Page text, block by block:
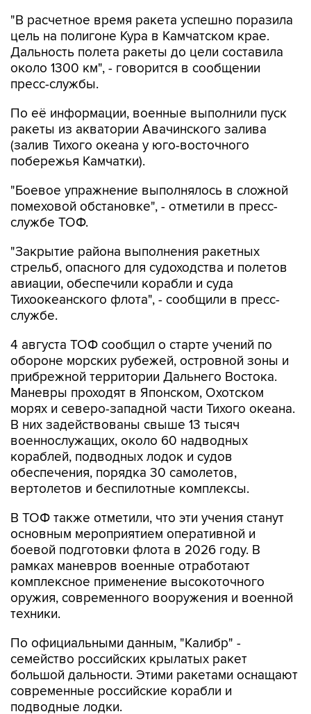
"В расчетное время ракета успешно поразила
цель на полигоне Кура в Камчатском крае.
Дальность полета ракеты до цели составила
около 1300 км", - говорится в сообщении
пресс-службы.
По её информации, военные выполнили пуск
ракеты из акватории Авачинского залива
(залив Тихого океана у юго-восточного
побережья Камчатки).
"Боевое упражнение выполнялось в сложной
помеховой обстановке", - отметили в пресс-
службе ТОФ.
"Закрытие района выполнения ракетных
стрельб, опасного для судоходства и полетов
авиации, обеспечили корабли и суда
Тихоокеанского флота", - сообщили в пресс-
службе.
4 августа ТОФ сообщил о старте учений по
обороне морских рубежей, островной зоны и
прибрежной территории Дальнего Востока.
Маневры проходят в Японском, Охотском
морях и северо-западной части Тихого океана.
В них задействованы свыше 13 тысяч
военнослужащих, около 60 надводных
кораблей, подводных лодок и судов
обеспечения, порядка 30 самолетов,
вертолетов и беспилотные комплексы.
В ТОФ также отметили, что эти учения станут
основным мероприятием оперативной и
боевой подготовки флота в 2026 году. В
рамках маневров военные отработают
комплексное применение высокоточного
оружия, современного вооружения и военной
техники.
По официальными данным, "Калибр" -
семейство российских крылатых ракет
большой дальности. Этими ракетами оснащают
современные российские корабли и
подводные лодки.